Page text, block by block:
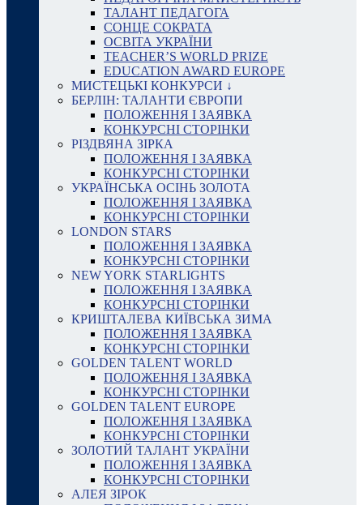
ТАЛАНТ ПЕДАГОГА
СОНЦЕ СОКРАТА
ОСВІТА УКРАЇНИ
TEACHER’S WORLD PRIZE
EDUCATION AWARD EUROPE
МИСТЕЦЬКІ КОНКУРСИ ↓
БЕРЛІН: ТАЛАНТИ ЄВРОПИ
ПОЛОЖЕННЯ І ЗАЯВКА
КОНКУРСНІ СТОРІНКИ
РІЗДВЯНА ЗІРКА
ПОЛОЖЕННЯ І ЗАЯВКА
КОНКУРСНІ СТОРІНКИ
УКРАЇНСЬКА ОСІНЬ ЗОЛОТА
ПОЛОЖЕННЯ І ЗАЯВКА
КОНКУРСНІ СТОРІНКИ
LONDON STARS
ПОЛОЖЕННЯ І ЗАЯВКА
КОНКУРСНІ СТОРІНКИ
NEW YORK STARLIGHTS
ПОЛОЖЕННЯ І ЗАЯВКА
КОНКУРСНІ СТОРІНКИ
КРИШТАЛЕВА КИЇВСЬКА ЗИМА
ПОЛОЖЕННЯ І ЗАЯВКА
КОНКУРСНІ СТОРІНКИ
GOLDEN TALENT WORLD
ПОЛОЖЕННЯ І ЗАЯВКА
КОНКУРСНІ СТОРІНКИ
GOLDEN TALENT EUROPE
ПОЛОЖЕННЯ І ЗАЯВКА
КОНКУРСНІ СТОРІНКИ
ЗОЛОТИЙ ТАЛАНТ УКРАЇНИ
ПОЛОЖЕННЯ І ЗАЯВКА
КОНКУРСНІ СТОРІНКИ
АЛЕЯ ЗІРОК